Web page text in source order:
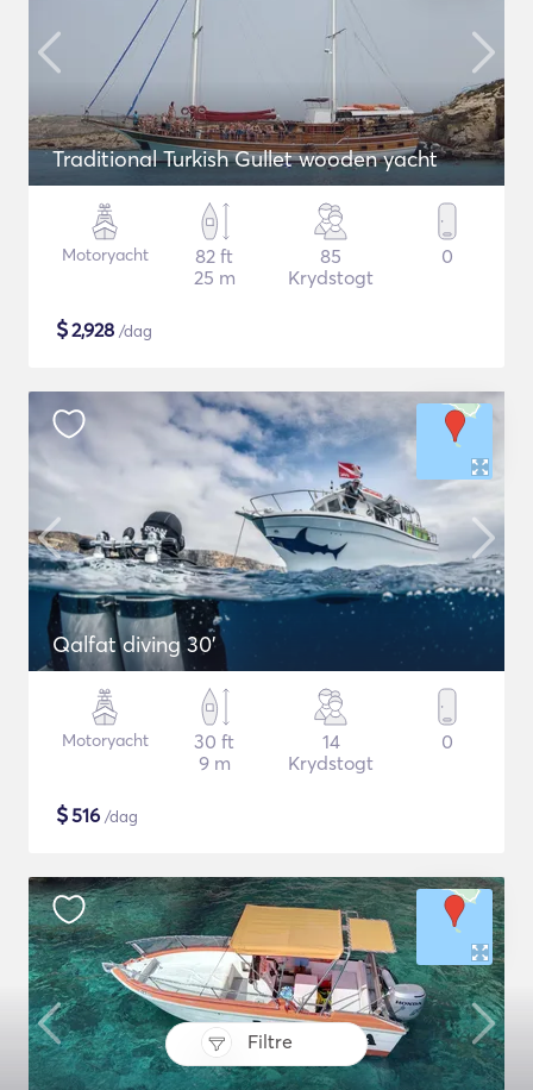
Filtre
Traditional Turkish Gullet wooden yacht
Motoryacht
82 ft
25 m
85
Krydstogt
0
$2,928 /dag
Qalfat diving 30'
Motoryacht
30 ft
9 m
14
Krydstogt
0
$516 /dag